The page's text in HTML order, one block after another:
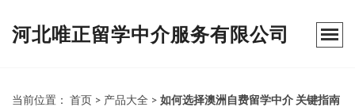
河北唯正留学中介服务有限公司
当前位置： 首页 > 产品大全 > 如何选择澳洲自费留学中介 关键指南